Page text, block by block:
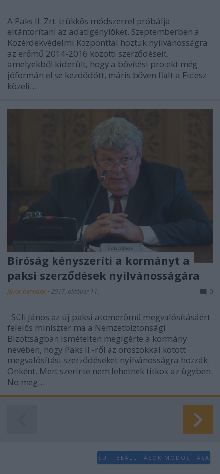
A Paks II. Zrt. trükkös módszerrel próbálja
eltántorítani az adatigénylőket. Szeptemberben a
Közérdekvédelmi Központtal hoztuk nyilvánosságra
az erőmű 2014-2016 közötti szerződéseit,
amelyekből kiderült, hogy a bővítési projekt még
jóformán el se kezdődött, máris bőven fialt a Fidesz-
közeli…
Bíróság kényszeríti a kormányt a
paksi szerződések nyilvánosságára
jávor benedek • 2017. október 11. 0
Süli János az új paksi atomerőmű megvalósításáért
felelős miniszter ma a Nemzetbiztonsági
Bizottságban ismételten megígérte a kormány
nevében, hogy Paks II.-ről az oroszokkal kötött
megvalósítási szerződéseket nyilvánosságra hozzák.
Önként. Mert szerinte nem lehetnek titkok az ügyben.
No meg…
SÜTI BEÁLLÍTÁSOK MÓDOSÍTÁSA